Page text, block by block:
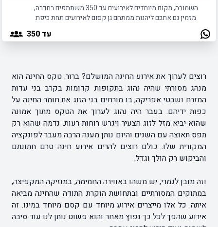
השמורה, מקום מיוחדים לאירועים עד 350 משתתפים בחדרה,
מזמין גם אתכם ליהנות ממתחם גן קסום לאירועים תחת כיפת
עד 350
רוצים לערוך את אירוע החינה המושלם? ברור. טקס החינה הוא
מנהג מסורתי שהיה נהוג בתקופות קדומות בקרב בני עדות
המזרח ושבטי אפריקה, בו מורחים בני הזוג את חומר החינה על
כפות ידיהם. בעבר היה נהוג לערוך את הטקס מתוך אמונה
שהוא יביא מזל לזוג הצעיר ויגרש רוחות רעות. נדמה שהוא רק
תפס תאוצה עם השנים והיום נותן מענה הרבה מעבר לפונקציה
המקורית שלו. כולם רוצים להרים אירוע חינה טרם חתונתם
והביקוש רק הולך וגדל.
וזה מובן לגמרי, יש משהו באווירה החמימה, במוזיקה המקפיצה,
במתוקים המסורתיים ובתחושת הוקרת התודה שהחינה מביאה
איתה. כל אלו מייצרים אירוע מיוחד עם קסם מיוחד במינו. זה
אירוע שהפך לכל כך נפוץ מאחר והוא פשוט נותן לנו עוד סיבה